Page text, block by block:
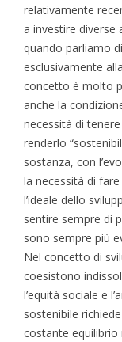
relativamente
a investire diverse
quando parliamo
esclusivamente
concetto è molto
anche la
necessità di
renderlo
sostanza, con
la necessità di
l’ideale dello
sentire sempre di
sono sempre più
Nel concetto di
coesistono
l’equità sociale e
sostenibile
costante equilibrio